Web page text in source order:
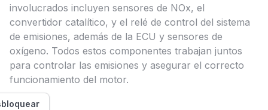
involucrados incluyen sensores de NOx, el
convertidor catalítico, y el relé de control del sistema
de emisiones, además de la ECU y sensores de
oxígeno. Todos estos componentes trabajan juntos
para controlar las emisiones y asegurar el correcto
funcionamiento del motor.